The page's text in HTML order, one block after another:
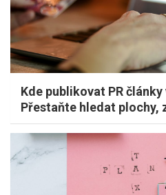
Kde publikovat PR články
Přestaňte hledat plochy,